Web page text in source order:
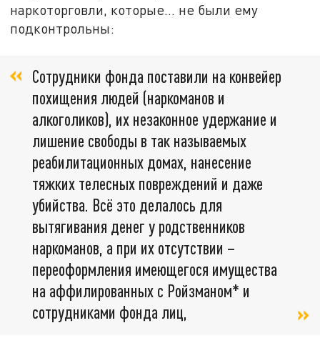
наркоторговли, которые... не были ему
подконтрольны:
Сотрудники фонда поставили на конвейер
похищения людей (наркоманов и
алкоголиков), их незаконное удержание и
лишение свободы в так называемых
реабилитационных домах, нанесение
тяжких телесных повреждений и даже
убийства. Всё это делалось для
вытягивания денег у родственников
наркоманов, а при их отсутствии –
переоформления имеющегося имущества
на аффилированных с Ройзманом* и
сотрудниками фонда лиц,